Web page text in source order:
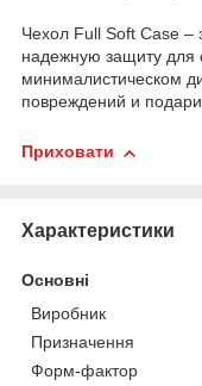
Чехол Full Soft Case –
надежную защиту для
минималистическом
повреждений и
Приховати
Характеристики
Основні
Виробник
Призначення
Форм-фактор